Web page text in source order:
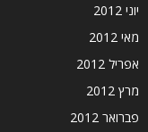
יוני 2012
מאי 2012
אפריל 2012
מרץ 2012
פברואר 2012